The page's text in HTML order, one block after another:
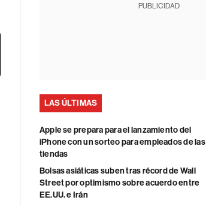
PUBLICIDAD
LAS ÚLTIMAS
Apple se prepara para el lanzamiento del
iPhone con un sorteo para empleados de las
tiendas
Bolsas asiáticas suben tras récord de Wall
Street por optimismo sobre acuerdo entre
EE.UU. e Irán